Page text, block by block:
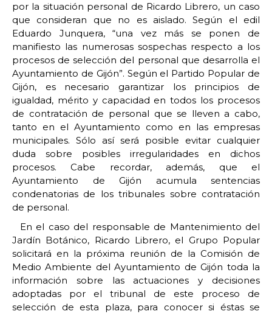
por la situación personal de Ricardo Librero, un caso
que consideran que no es aislado. Según el edil
Eduardo Junquera, “una vez más se ponen de
manifiesto las numerosas sospechas respecto a los
procesos de selección del personal que desarrolla el
Ayuntamiento de Gijón”. Según el Partido Popular de
Gijón, es necesario garantizar los principios de
igualdad, mérito y capacidad en todos los procesos
de contratación de personal que se lleven a cabo,
tanto en el Ayuntamiento como en las empresas
municipales. Sólo así será posible evitar cualquier
duda sobre posibles irregularidades en dichos
procesos. Cabe recordar, además, que el
Ayuntamiento de Gijón acumula sentencias
condenatorias de los tribunales sobre contratación
de personal.
En el caso del responsable de Mantenimiento del
Jardín Botánico, Ricardo Librero, el Grupo Popular
solicitará en la próxima reunión de la Comisión de
Medio Ambiente del Ayuntamiento de Gijón toda la
información sobre las actuaciones y decisiones
adoptadas por el tribunal de este proceso de
selección de esta plaza, para conocer si éstas se